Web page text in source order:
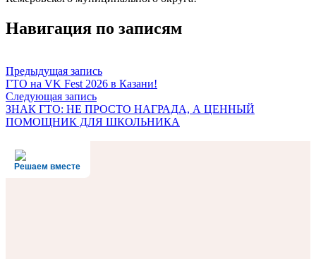
Навигация по записям
Предыдущая запись
ГТО на VK Fest 2026 в Казани!
Следующая запись
ЗНАК ГТО: НЕ ПРОСТО НАГРАДА, А ЦЕННЫЙ
ПОМОЩНИК ДЛЯ ШКОЛЬНИКА
Решаем вместе